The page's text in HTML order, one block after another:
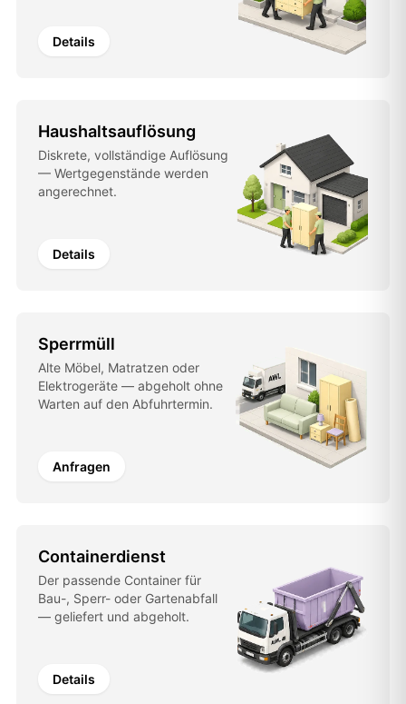
Details
Haushaltsauflösung
Diskrete, vollständige Auflösung
— Wertgegenstände werden
angerechnet.
Details
Sperrmüll
Alte Möbel, Matratzen oder
Elektrogeräte — abgeholt ohne
Warten auf den Abfuhrtermin.
Anfragen
Containerdienst
Der passende Container für
Bau-, Sperr- oder Gartenabfall
— geliefert und abgeholt.
Details